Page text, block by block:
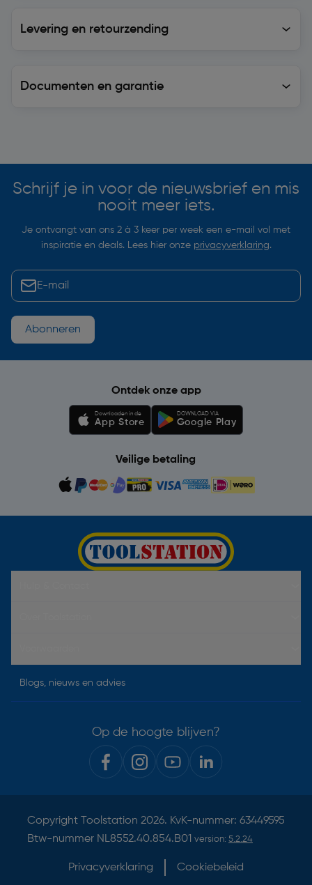
Levering en retourzending
Documenten en garantie
Schrijf je in voor de nieuwsbrief en mis
nooit meer iets.
Je ontvangt van ons 2 à 3 keer per week een e-mail vol met
inspiratie en deals. Lees hier onze privacyverklaring.
Abonneren
Ontdek onze app
Downloaden in de
App Store
DOWNLOAD VIA
Google Play
Veilige betaling
Blogs, nieuws en advies
Op de hoogte blijven?
Copyright Toolstation 2026. KvK-nummer: 63449595
Btw-nummer NL8552.40.854.B01 version: 5.2.24
Privacyverklaring Cookiebeleid